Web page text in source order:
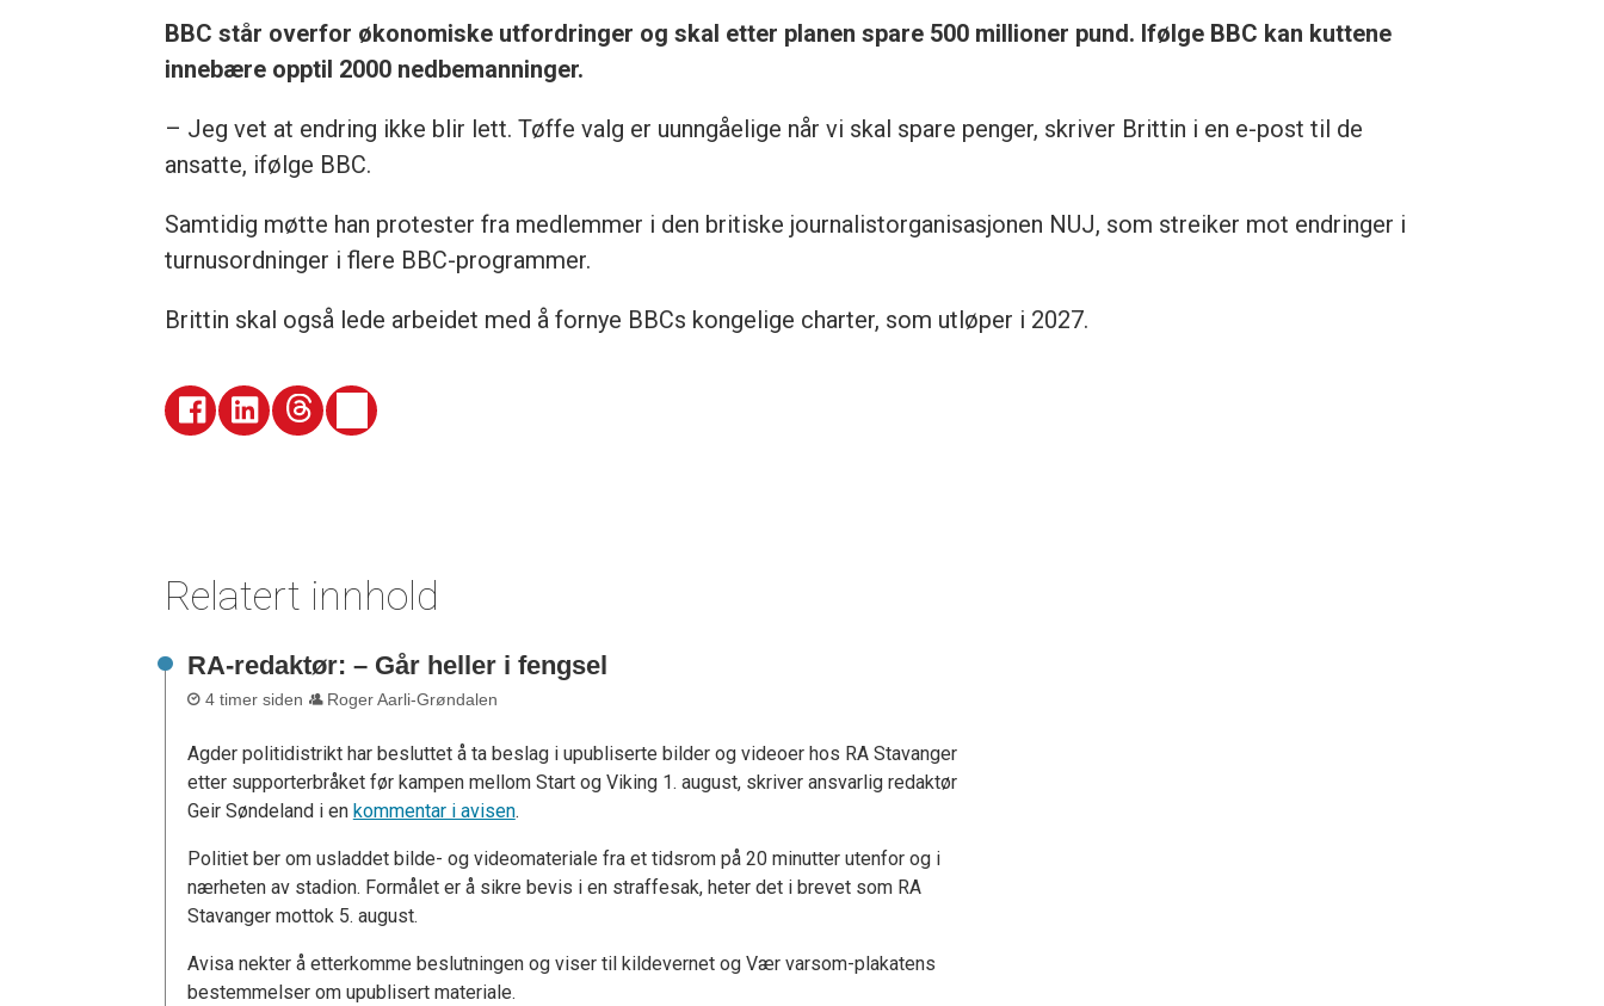
BBC står overfor økonomiske utfordringer og skal etter planen spare 500 millioner pund. Ifølge BBC kan kuttene
innebære opptil 2000 nedbemanninger.
– Jeg vet at endring ikke blir lett. Tøffe valg er uunngåelige når vi skal spare penger, skriver Brittin i en e-post til de
ansatte, ifølge BBC.
Samtidig møtte han protester fra medlemmer i den britiske journalist­organisasjonen NUJ, som streiker mot endringer i
turnusordninger i flere BBC-programmer.
Brittin skal også lede arbeidet med å fornye BBCs kongelige charter, som utløper i 2027.
Relatert innhold
RA-redaktør: – Går heller i fengsel
4 timer siden Roger Aarli-Grøndalen
Agder politidistrikt har besluttet å ta beslag i upubliserte bilder og videoer hos RA Stavanger
etter supporterbråket før kampen mellom Start og Viking 1. august, skriver ansvarlig redaktør
Geir Søndeland i en kommentar i avisen.
Politiet ber om usladdet bilde- og videomateriale fra et tidsrom på 20 minutter utenfor og i
nærheten av stadion. Formålet er å sikre bevis i en straffesak, heter det i brevet som RA
Stavanger mottok 5. august.
Avisa nekter å etterkomme beslutningen og viser til kildevernet og Vær varsom-plakatens
bestemmelser om upublisert materiale.